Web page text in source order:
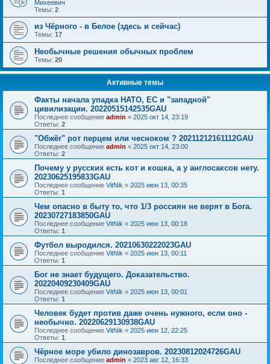
Михеевич
Темы: 2
из Чёрного - в Белое (здесь и сейчас)
Темы: 17
Необычные решения обычных проблем
Темы: 20
Активные темы
Факты начала упадка НАТО, ЕС и "западной"
цивилизации. 20220515142535GAU
Последнее сообщение admin « 2025 окт 14, 23:19
Ответы: 2
"Обжёг" рот перцем или чесноком ? 20211212161112GAU
Последнее сообщение admin « 2025 окт 14, 23:00
Ответы: 2
Почему у русских есть кот и кошка, а у англосаксов нету.
20230625195833GAU
Последнее сообщение VitNik « 2025 июн 13, 00:35
Ответы: 1
Чем опасно в быту то, что 1/3 россиян не верят в Бога.
20230727183850GAU
Последнее сообщение VitNik « 2025 июн 13, 00:18
Ответы: 1
Футбол выродился. 20210630222023GAU
Последнее сообщение VitNik « 2025 июн 13, 00:11
Ответы: 1
Бог не знает будущего. Доказательство.
20220409230409GAU
Последнее сообщение VitNik « 2025 июн 13, 00:01
Ответы: 1
Человек будет против даже очень нужного, если оно -
необычно. 20220629130938GAU
Последнее сообщение VitNik « 2025 июн 12, 22:25
Ответы: 1
Чёрное море убило динозавров. 20230812024726GAU
Последнее сообщение admin « 2023 авг 12, 16:33